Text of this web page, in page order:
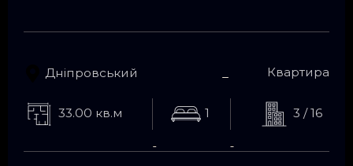
Дніпровський Квартира
33.00 кв.м 1 3 / 16